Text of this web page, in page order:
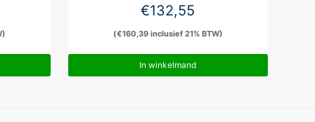
€132,55
(€160,39inclusief 21% BTW)
In winkelmand